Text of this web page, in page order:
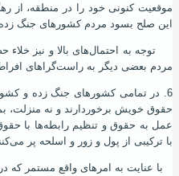
موقعیت کنونی خود را در منطقه، از
این صلح بسود مردم کشورهای جنگ
توجه به احتمال‌های بالا و نیز
مردم بعضی دیگر به راست‌گراهای
6. در تمامی کشورهای جنگ زده و
حقوق خویش برخوردارند و نه منزلت،
عمل به حقوق و تنظیم رابطه‌ها با
با ترکیبی از پول و زور و اسلحه پر
با عنایت به امرهای واقع مستمر که